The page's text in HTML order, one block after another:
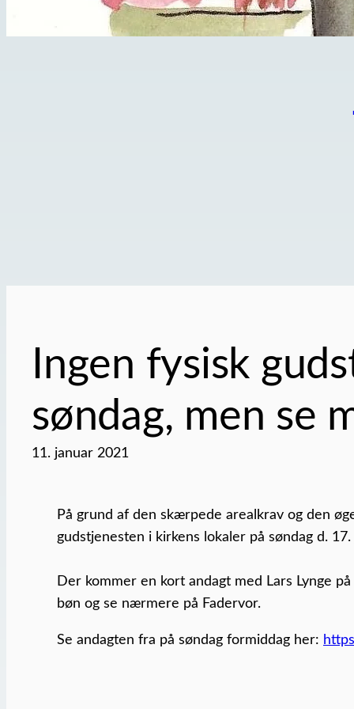
Ingen fysisk
søndag, men se
11. januar 2021
På grund af den skærpede arealkrav og den
gudstjenesten i kirkens lokaler på søndag d. 17.
Der kommer en kort andagt med Lars Lynge
bøn og se nærmere på Fadervor.
Se andagten fra på søndag formiddag her: